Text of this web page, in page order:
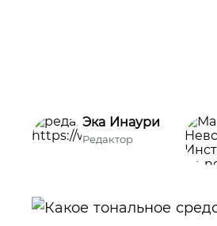
Эка Инаури
Редактор